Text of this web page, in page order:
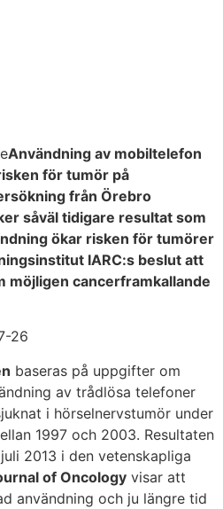
Användning av mobiltelefon
för tumör på
från Örebro
såväl tidigare resultat som
ökar risken för tumörer
IARC:s beslut att
möjligen cancerframkallande
26
baseras på uppgifter om
av trådlösa telefoner
i hörselnervstumör under
1997 och 2003. Resultaten
2013 i den vetenskapliga
of Oncology visar att
användning och ju längre tid